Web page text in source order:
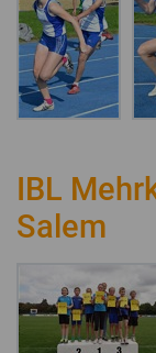
IBL
Salem